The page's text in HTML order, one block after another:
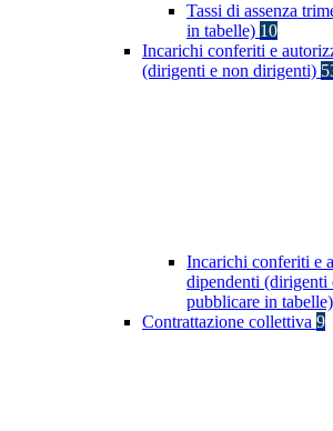
Tassi di assenza
in tabelle) 10
Incarichi conferiti e
(dirigenti e non dirigenti)
Incarichi conferiti e
dipendenti (dirigenti
pubblicare in tabelle)
Contrattazione collettiva 9